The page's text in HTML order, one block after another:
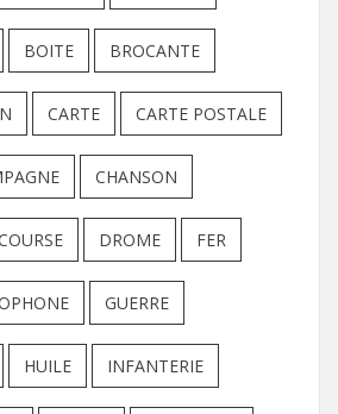
BOITE BROCANTE
CARTE CARTE POSTALE
CHANSON
DROME FER
GUERRE
HUILE INFANTERIE